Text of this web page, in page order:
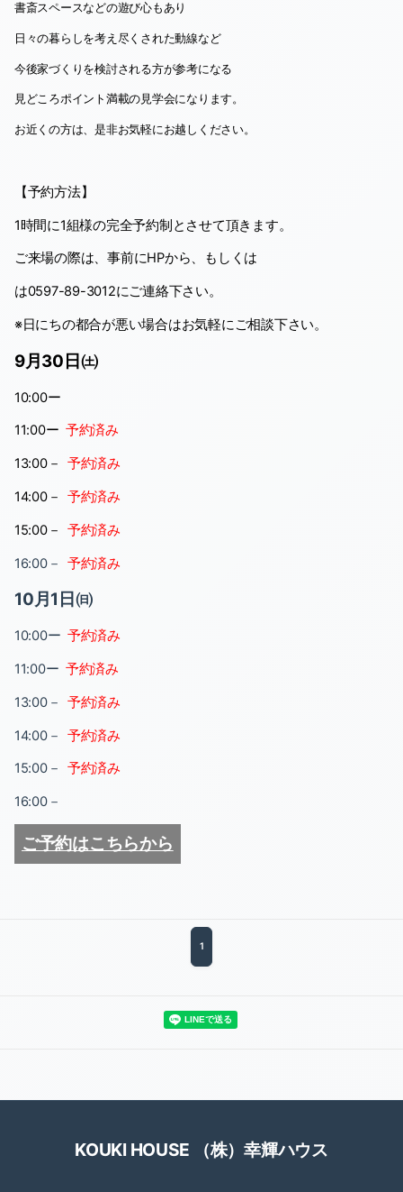
書斎スペースなどの遊び心もあり
日々の暮らしを考え尽くされた動線など
今後家づくりを検討される方が参考になる
見どころポイント満載の見学会になります。
お近くの方は、是非お気軽にお越しください。
【予約方法】
1時間に1組様の完全予約制とさせて頂きます。
ご来場の際は、事前にHPから、もしくは
は0597-89-3012にご連絡下さい。
※日にちの都合が悪い場合はお気軽にご相談下さい。
9月30日㈯
10:00ー
11:00ー 予約済み
13:00－ 予約済み
14:00－ 予約済み
15:00－ 予約済み
16:00－ 予約済み
10月1日㈰
10:00ー 予約済み
11:00ー 予約済み
13:00－ 予約済み
14:00－ 予約済み
15:00－ 予約済み
16:00－
ご予約はこちらから
1
KOUKI HOUSE （株）幸輝ハウス